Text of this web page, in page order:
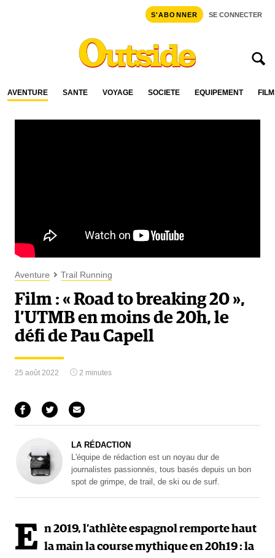
S'ABONNER SE CONNECTER
AVENTURE SANTÉ VOYAGE SOCIÉTÉ ÉQUIPEMENT
Aventure Trail Running
Film : « Road to breaking 20 »,
l’UTMB en moins de 20h, le
défi de Pau Capell
25 août 2022 2 minutes
LA RÉDACTION
L'équipe de rédaction est un noyau dur de
journalistes passionnés, tous basés depuis un bon
spot de grimpe, de trail, de ski ou de surf.
E n 2019, l’athlète espagnol remporte haut
la main la course mythique en 20h19 : la